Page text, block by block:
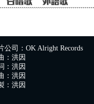
公司：OK Alright Records
：洪因
：洪因
：洪因
：洪因